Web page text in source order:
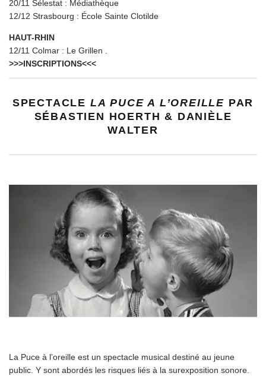
20/11 Sélestat : Médiathèque
12/12 Strasbourg : École Sainte Clotilde
HAUT-RHIN
12/11 Colmar : Le Grillen .
>>>INSCRIPTIONS<<<
SPECTACLE LA PUCE A L’OREILLE PAR
SÉBASTIEN HOERTH & DANIÈLE
WALTER
La Puce à l’oreille est un spectacle musical destiné au jeune
public. Y sont abordés les risques liés à la surexposition sonore.